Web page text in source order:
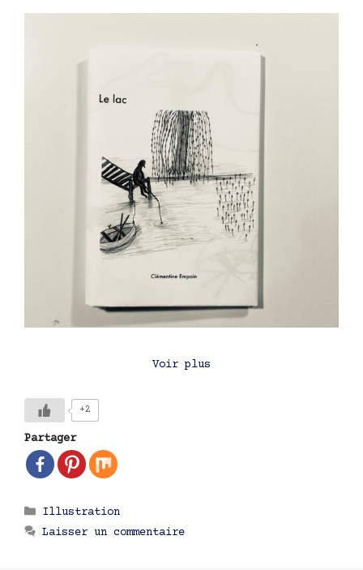
Voir plus
+2
Partager
Catégories
Illustration
Laisser un commentaire